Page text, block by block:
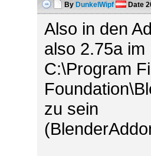
By DunkelWipf Date
Also in den
also 2.75a
C:\Program
zu sein